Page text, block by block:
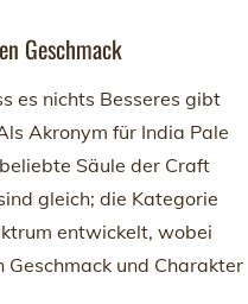
Geschmack
es nichts Besseres gibt
Akronym für India Pale
Säule der Craft
gleich; die Kategorie
entwickelt, wobei
und Charakter